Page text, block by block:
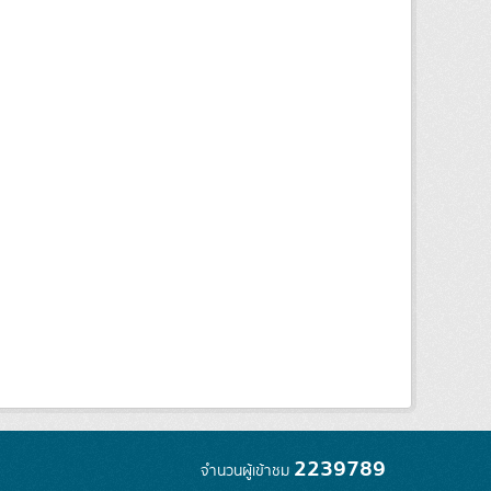
จำนวนผู้เข้าชม 2239789